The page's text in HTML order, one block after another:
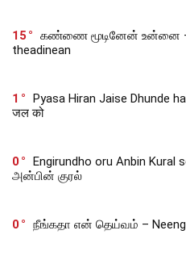
15
கண்ணை மூடினேன் உன்னை –
theadinean
1
Pyasa Hiran Jaise Dhunde
जल को
0
Engirundho oru Anbin Kural
அன்பின் குரல்
0 நீங்கதா என் தெய்வம் –